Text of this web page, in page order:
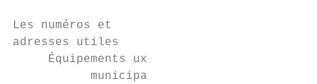
Les numéros et
adresses utiles
     Équipements ux
           municipa